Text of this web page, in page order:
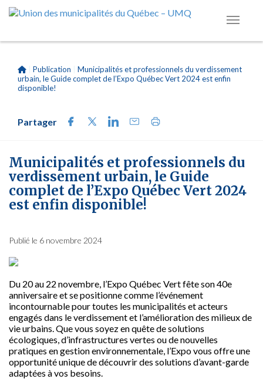
Publication
Municipalités et professionnels du verdissement
urbain, le Guide complet de l’Expo Québec Vert 2024 est enfin
disponible!
Partager
Municipalités et professionnels du
verdissement urbain, le Guide
complet de l’Expo Québec Vert 2024
est enfin disponible!
Publié le 6 novembre 2024
Du 20 au 22 novembre, l’Expo Québec Vert fête son 40e
anniversaire et se positionne comme l’événement
incontournable pour toutes les municipalités et acteurs
engagés dans le verdissement et l’amélioration des milieux de
vie urbains. Que vous soyez en quête de solutions
écologiques, d’infrastructures vertes ou de nouvelles
pratiques en gestion environnementale, l’Expo vous offre une
opportunité unique de découvrir des solutions d’avant-garde
adaptées à vos besoins.